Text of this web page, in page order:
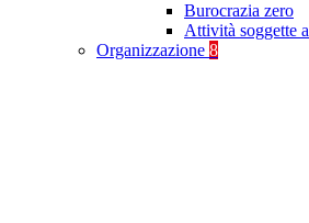
Burocrazia zero
Attività soggette
Organizzazione 8